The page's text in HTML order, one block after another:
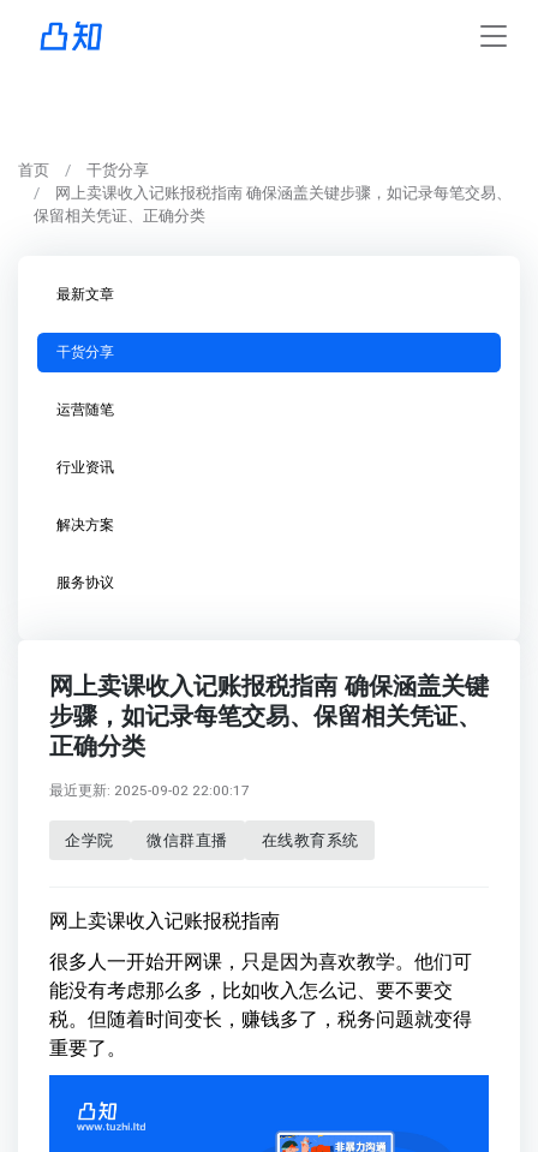
首页
干货分享
网上卖课收入记账报税指南 确保涵盖关键步骤，如记录每笔交易、
保留相关凭证、正确分类
最新文章
干货分享
运营随笔
行业资讯
解决方案
服务协议
网上卖课收入记账报税指南 确保涵盖关键
步骤，如记录每笔交易、保留相关凭证、
正确分类
最近更新: 2025-09-02 22:00:17
企学院 微信群直播 在线教育系统
网上卖课收入记账报税指南
很多人一开始开网课，只是因为喜欢教学。他们可
能没有考虑那么多，比如收入怎么记、要不要交
税。但随着时间变长，赚钱多了，税务问题就变得
重要了。